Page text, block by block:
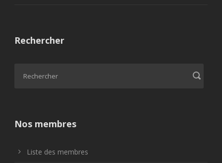
Rechercher
Nos membres
Liste des membres